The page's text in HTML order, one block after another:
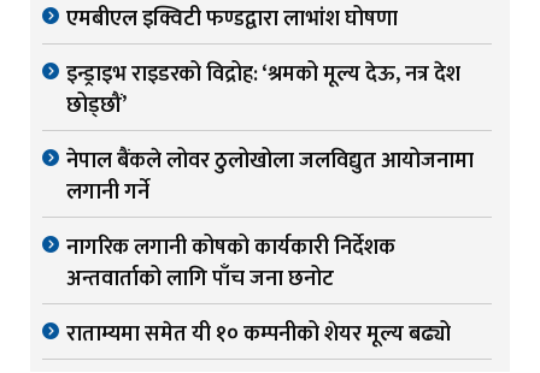
एमबीएल इक्विटी फण्डद्वारा लाभांश घोषणा
इन्ड्राइभ राइडरको विद्रोह: ‘श्रमको मूल्य देऊ, नत्र देश
छोड्छौं’
नेपाल बैंकले लोवर ठुलोखोला जलविद्युत आयोजनामा
लगानी गर्ने
नागरिक लगानी कोषको कार्यकारी निर्देशक
अन्तवार्ताको लागि पाँच जना छनोट
राताम्यमा समेत यी १० कम्पनीको शेयर मूल्य बढ्यो